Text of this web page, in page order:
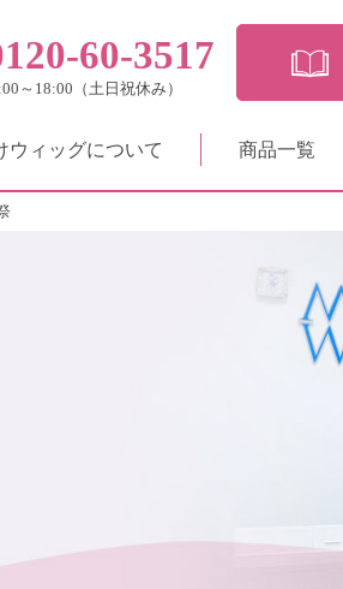
60-3517
～18:00（土日祝休み）
ウィッグについて 商品一覧